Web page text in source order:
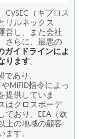
（キプロス
リルネックス
営し、また会社
さらに、最悪の
ガイドラインによ
ります。
あり、
MiFID指令によっ
提供していま
はクロスボーデ
ており、EEA（欧
上の地域の顧客
す。